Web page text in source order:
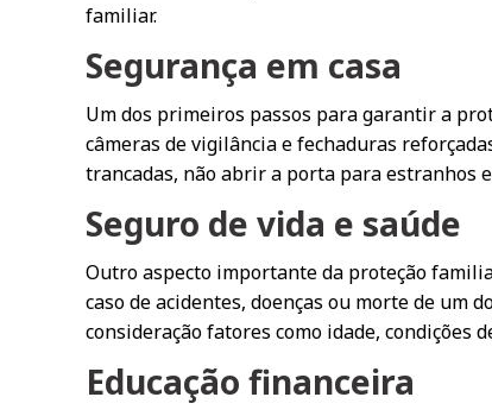
familiar.
Segurança em casa
Um dos primeiros passos para garantir a
câmeras de vigilância e fechaduras
trancadas, não abrir a porta para estranhos
Seguro de vida e saúde
Outro aspecto importante da proteção
caso de acidentes, doenças ou morte de um
consideração fatores como idade, condições
Educação financeira